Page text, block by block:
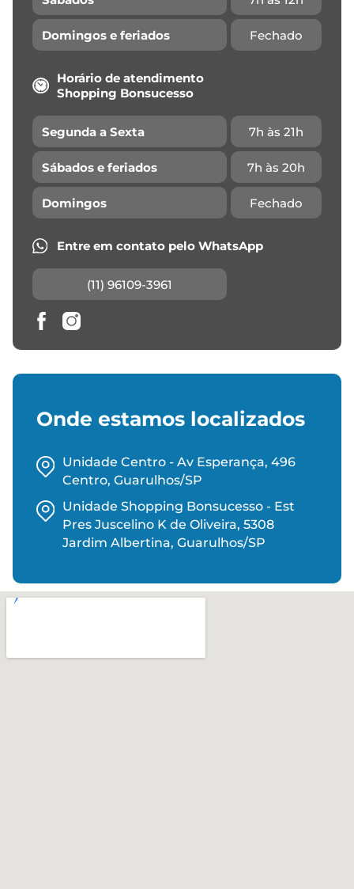
Domingos e feriados Fechado
Horário de atendimento
Shopping Bonsucesso
Segunda a Sexta 7h às 21h
Sábados e feriados 7h às 20h
Domingos Fechado
Entre em contato pelo WhatsApp
(11) 96109-3961
Onde estamos localizados
Unidade Centro - Av Esperança, 496
Centro, Guarulhos/SP
Unidade Shopping Bonsucesso - Est
Pres Juscelino K de Oliveira, 5308
Jardim Albertina, Guarulhos/SP